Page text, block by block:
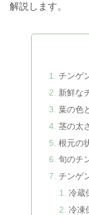
解説します。
チンゲ
新鮮な
葉の色
茎の太
根元の
旬のチ
チンゲ
冷蔵
冷凍